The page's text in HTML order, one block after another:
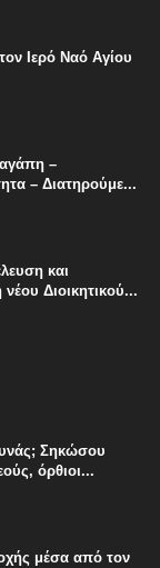
Ιερό Ναό Αγίου
–
– Διατηρούμε...
και
νέου Διοικητικού...
Σηκώσου
όρθιοι...
μέσα από τον